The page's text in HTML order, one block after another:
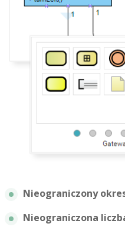
Nieograniczony
Nieograniczona